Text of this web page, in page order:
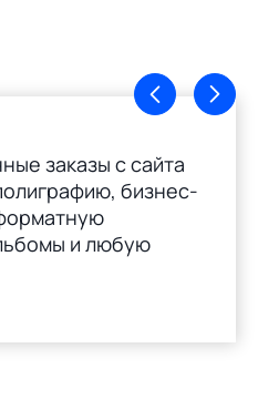
заказы с сайта
бизнес-
и любую